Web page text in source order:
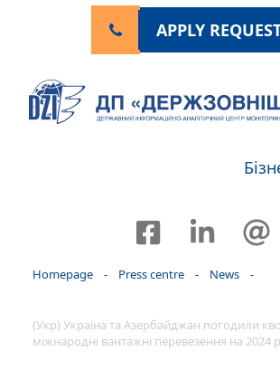
APPLY
Homepage - Press centre - News -
(Укр) Україна та Азербайджан погодили
міжнародні вантажні перевезення на 2024